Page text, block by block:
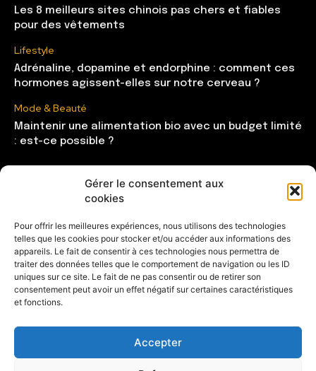
Gérer le consentement aux
cookies
Pour offrir les meilleures expériences, nous utilisons des technologies
telles que les cookies pour stocker et/ou accéder aux informations des
appareils. Le fait de consentir à ces technologies nous permettra de
traiter des données telles que le comportement de navigation ou les ID
uniques sur ce site. Le fait de ne pas consentir ou de retirer son
consentement peut avoir un effet négatif sur certaines caractéristiques
et fonctions.
Accepter
Les 8 meilleurs sites chinois pas chers et fiables
pour des vêtements
Lifestyle
Adrénaline, dopamine et endorphine : comment ces
hormones agissent-elles sur notre cerveau ?
Mode & Beauté
Maintenir une alimentation bio avec un budget limité
: est-ce possible ?
Mode & Beauté
Lifestyle
104
Maison
85
Shopping
Entrepreneuse